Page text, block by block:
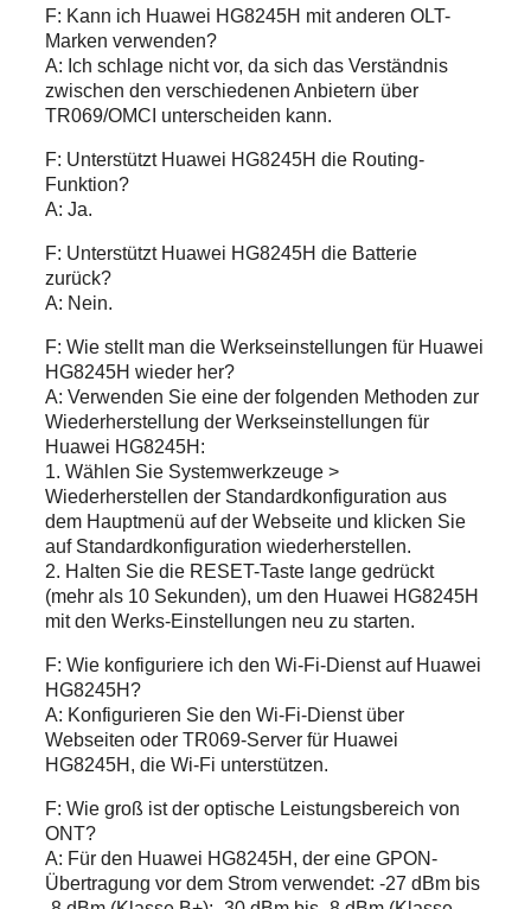
F: Kann ich Huawei HG8245H mit anderen OLT-
Marken verwenden?
A: Ich schlage nicht vor, da sich das Verständnis
zwischen den verschiedenen Anbietern über
TR069/OMCI unterscheiden kann.
F: Unterstützt Huawei HG8245H die Routing-
Funktion?
A: Ja.
F: Unterstützt Huawei HG8245H die Batterie
zurück?
A: Nein.
F: Wie stellt man die Werkseinstellungen für Huawei
HG8245H wieder her?
A: Verwenden Sie eine der folgenden Methoden zur
Wiederherstellung der Werkseinstellungen für
Huawei HG8245H:
1. Wählen Sie Systemwerkzeuge >
Wiederherstellen der Standardkonfiguration aus
dem Hauptmenü auf der Webseite und klicken Sie
auf Standardkonfiguration wiederherstellen.
2. Halten Sie die RESET-Taste lange gedrückt
(mehr als 10 Sekunden), um den Huawei HG8245H
mit den Werks-Einstellungen neu zu starten.
F: Wie konfiguriere ich den Wi-Fi-Dienst auf Huawei
HG8245H?
A: Konfigurieren Sie den Wi-Fi-Dienst über
Webseiten oder TR069-Server für Huawei
HG8245H, die Wi-Fi unterstützen.
F: Wie groß ist der optische Leistungsbereich von
ONT?
A: Für den Huawei HG8245H, der eine GPON-
Übertragung vor dem Strom verwendet: -27 dBm bis